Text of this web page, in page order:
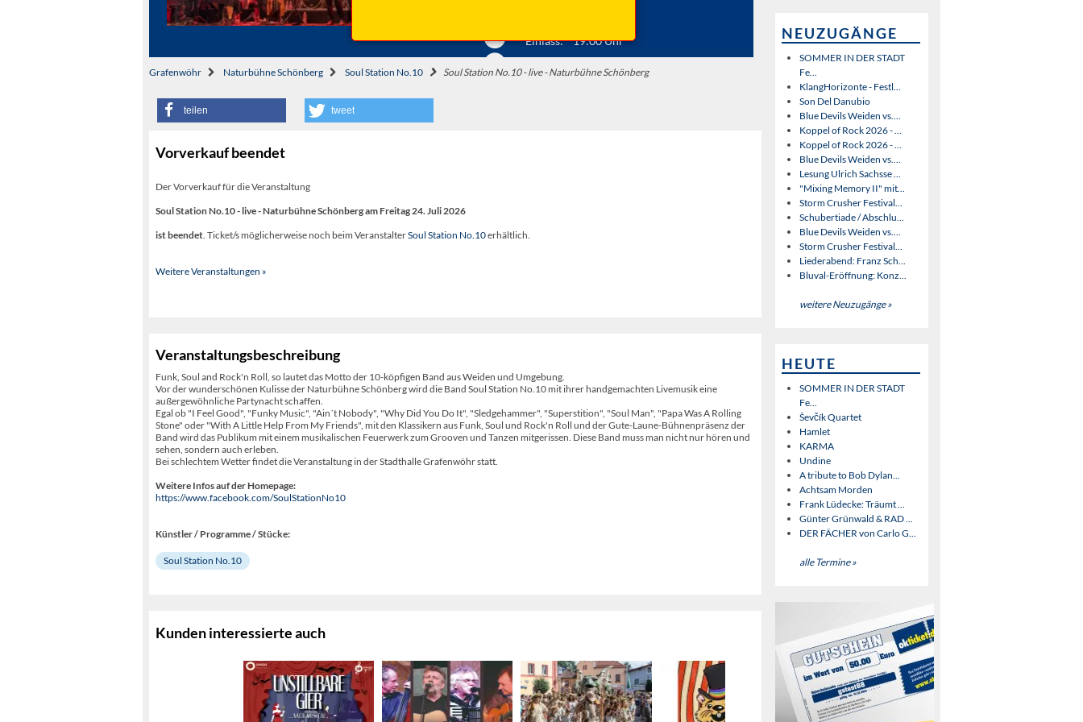
Einlass: 19:00 Uhr
Grafenwöhr Naturbühne Schönberg Soul Station No.10 Soul Station No.10 - live - Naturbühne Schönberg
teilen tweet
Vorverkauf beendet
Der Vorverkauf für die Veranstaltung
Soul Station No.10 - live - Naturbühne Schönberg am Freitag 24. Juli 2026
ist beendet . Ticket/s möglicherweise noch beim VeranstalterSoul Station No.10erhältlich.
Weitere Veranstaltungen »
Veranstaltungsbeschreibung
Funk, Soul and Rock'n Roll, so lautet das Motto der 10-köpfigen Band aus Weiden und Umgebung.
Vor der wunderschönen Kulisse der Naturbühne Schönberg wird die Band Soul Station No.10 mit ihrer handgemachten Livemusik eine
außergewöhnliche Partynacht schaffen.
Egal ob "I Feel Good", "Funky Music", "Ain´t Nobody", "Why Did You Do It", "Sledgehammer", "Superstition", "Soul Man", "Papa Was A Rolling
Stone" oder "With A Little Help From My Friends", mit den Klassikern aus Funk, Soul und Rock'n Roll und der Gute-Laune-Bühnenpräsenz der
Band wird das Publikum mit einem musikalischen Feuerwerk zum Grooven und Tanzen mitgerissen. Diese Band muss man nicht nur hören und
sehen, sondern auch erleben.
Bei schlechtem Wetter findet die Veranstaltung in der Stadthalle Grafenwöhr statt.
Weitere Infos auf der Homepage:
https://www.facebook.com/SoulStationNo10
Künstler / Programme / Stücke:
Soul Station No.10
Kunden interessierte auch
NEUZUGÄNGE
SOMMER IN DER STADT
Fe...
KlangHorizonte - Festl...
Son Del Danubio
Blue Devils Weiden vs....
Koppel of Rock 2026 - ...
Koppel of Rock 2026 - ...
Blue Devils Weiden vs....
Lesung Ulrich Sachsse ...
"Mixing Memory II" mit...
Storm Crusher Festival...
Schubertiade / Abschlu...
Blue Devils Weiden vs....
Storm Crusher Festival...
Liederabend: Franz Sch...
Bluval-Eröffnung: Konz...
weitere Neuzugänge »
HEUTE
SOMMER IN DER STADT
Fe...
Ševčík Quartet
Hamlet
KARMA
Undine
A tribute to Bob Dylan...
Achtsam Morden
Frank Lüdecke: Träumt ...
Günter Grünwald & RAD ...
DER FÄCHER von Carlo G...
alle Termine »